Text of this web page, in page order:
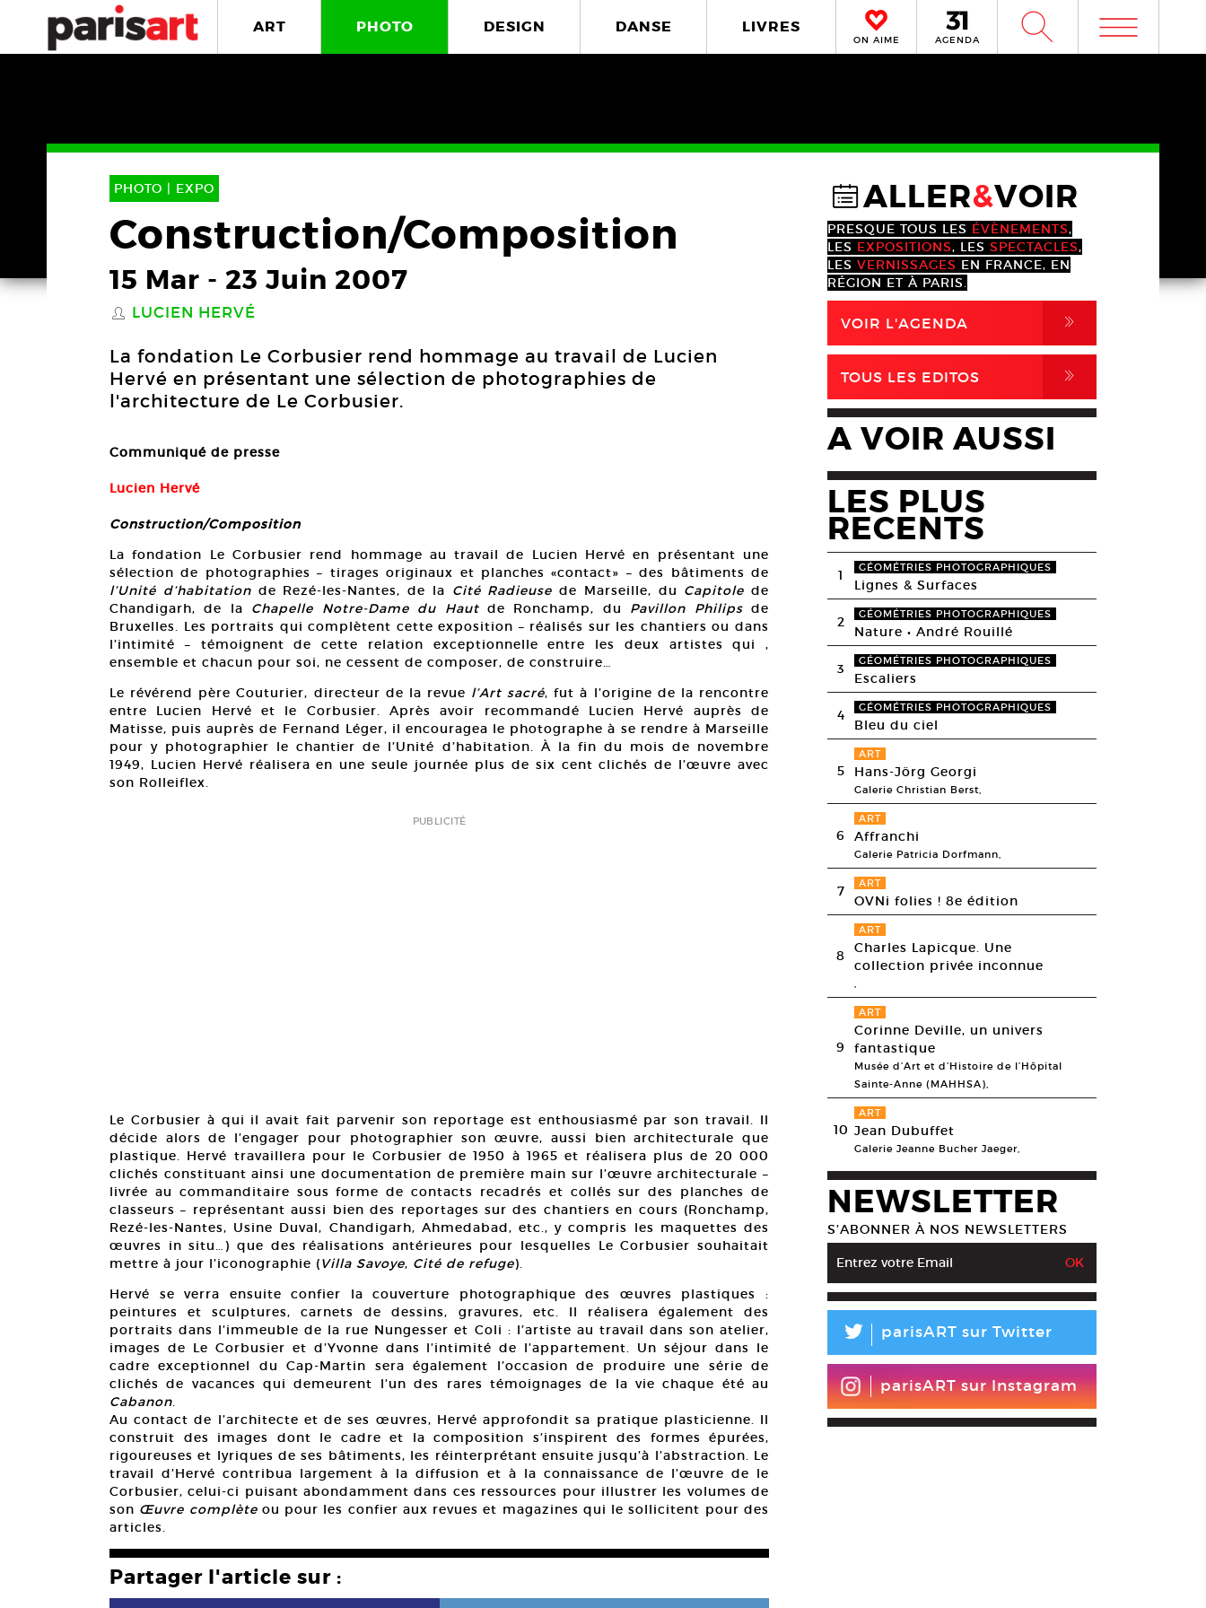
ART PHOTO DESIGN DANSE LIVRES
ON AIME AGENDA W m
PHOTO | EXPO
Construction/Composition
15 Mar - 23 Juin 2007
S LUCIEN HERVÉ
La fondation Le Corbusier rend hommage au travail de Lucien
Hervé en présentant une sélection de photographies de
l'architecture de Le Corbusier.
Communiqué de presse
Lucien Hervé
Construction/Composition
La fondation Le Corbusier rend hommage au travail de Lucien Hervé en présentant une
sélection de photographies – tirages originaux et planches «contact» – des bâtiments de
l’Unité d’habitationde Rezé-les-Nantes, de la Cité Radieuse de Marseille, du Capitole de
Chandigarh, de la Chapelle Notre-Dame du Hautde Ronchamp, du Pavillon Philipsde
Bruxelles. Les portraits qui complètent cette exposition – réalisés sur les chantiers ou dans
l’intimité – témoignent de cette relation exceptionnelle entre les deux artistes qui ,
ensemble et chacun pour soi, ne cessent de composer, de construire…
Le révérend père Couturier, directeur de la revue l’Art sacré, fut à l’origine de la rencontre
entre Lucien Hervé et le Corbusier. Après avoir recommandé Lucien Hervé auprès de
Matisse, puis auprès de Fernand Léger, il encouragea le photographe à se rendre à Marseille
pour y photographier le chantier de l’Unité d’habitation. À la fin du mois de novembre
1949, Lucien Hervé réalisera en une seule journée plus de six cent clichés de l’œuvre avec
son Rolleiflex.
PUBLICITÉ
Le Corbusier à qui il avait fait parvenir son reportage est enthousiasmé par son travail. Il
décide alors de l’engager pour photographier son œuvre, aussi bien architecturale que
plastique. Hervé travaillera pour le Corbusier de 1950 à 1965 et réalisera plus de 20 000
clichés constituant ainsi une documentation de première main sur l’œuvre architecturale –
livrée au commanditaire sous forme de contacts recadrés et collés sur des planches de
classeurs – représentant aussi bien des reportages sur des chantiers en cours (Ronchamp,
Rezé-les-Nantes, Usine Duval, Chandigarh, Ahmedabad, etc., y compris les maquettes des
œuvres in situ…) que des réalisations antérieures pour lesquelles Le Corbusier souhaitait
mettre à jour l’iconographie (Villa Savoye, Cité de refuge).
Hervé se verra ensuite confier la couverture photographique des œuvres plastiques :
peintures et sculptures, carnets de dessins, gravures, etc. Il réalisera également des
portraits dans l’immeuble de la rue Nungesser et Coli : l’artiste au travail dans son atelier,
images de Le Corbusier et d’Yvonne dans l’intimité de l’appartement. Un séjour dans le
cadre exceptionnel du Cap-Martin sera également l’occasion de produire une série de
clichés de vacances qui demeurent l’un des rares témoignages de la vie chaque été au
Cabanon.
Au contact de l’architecte et de ses œuvres, Hervé approfondit sa pratique plasticienne. Il
construit des images dont le cadre et la composition s’inspirent des formes épurées,
rigoureuses et lyriques de ses bâtiments, les réinterprétant ensuite jusqu’à l’abstraction. Le
travail d’Hervé contribua largement à la diffusion et à la connaissance de l’œuvre de le
Corbusier, celui-ci puisant abondamment dans ces ressources pour illustrer les volumes de
son Œuvre complèteou pour les confier aux revues et magazines qui le sollicitent pour des
articles.
Partager l'article sur :
@ALLER&VOIR
PRESQUE TOUS LES ÉVÈNEMENTS,
LES EXPOSITIONS, LES SPECTACLES,
LES VERNISSAGES EN FRANCE, EN
RÉGION ET À PARIS.
VOIR L'AGENDA ,
TOUS LES EDITOS ,
A VOIR AUSSI
LES PLUS
RECENTS
1 GÉOMÉTRIES PHOTOGRAPHIQUES
Lignes & Surfaces
2 GÉOMÉTRIES PHOTOGRAPHIQUES
Nature • André Rouillé
3 GÉOMÉTRIES PHOTOGRAPHIQUES
Escaliers
4 GÉOMÉTRIES PHOTOGRAPHIQUES
Bleu du ciel
5
ART
Hans-Jörg Georgi
Galerie Christian Berst,
6
ART
Affranchi
Galerie Patricia Dorfmann,
7 ART
OVNi folies ! 8e édition
8
ART
Charles Lapicque. Une
collection privée inconnue
,
9
ART
Corinne Deville, un univers
fantastique
Musée d’Art et d’Histoire de l’Hôpital
Sainte-Anne (MAHHSA),
10
ART
Jean Dubuffet
Galerie Jeanne Bucher Jaeger,
NEWSLETTER
S’ABONNER À NOS NEWSLETTERS
L parisART sur Twitter
parisART sur Instagram